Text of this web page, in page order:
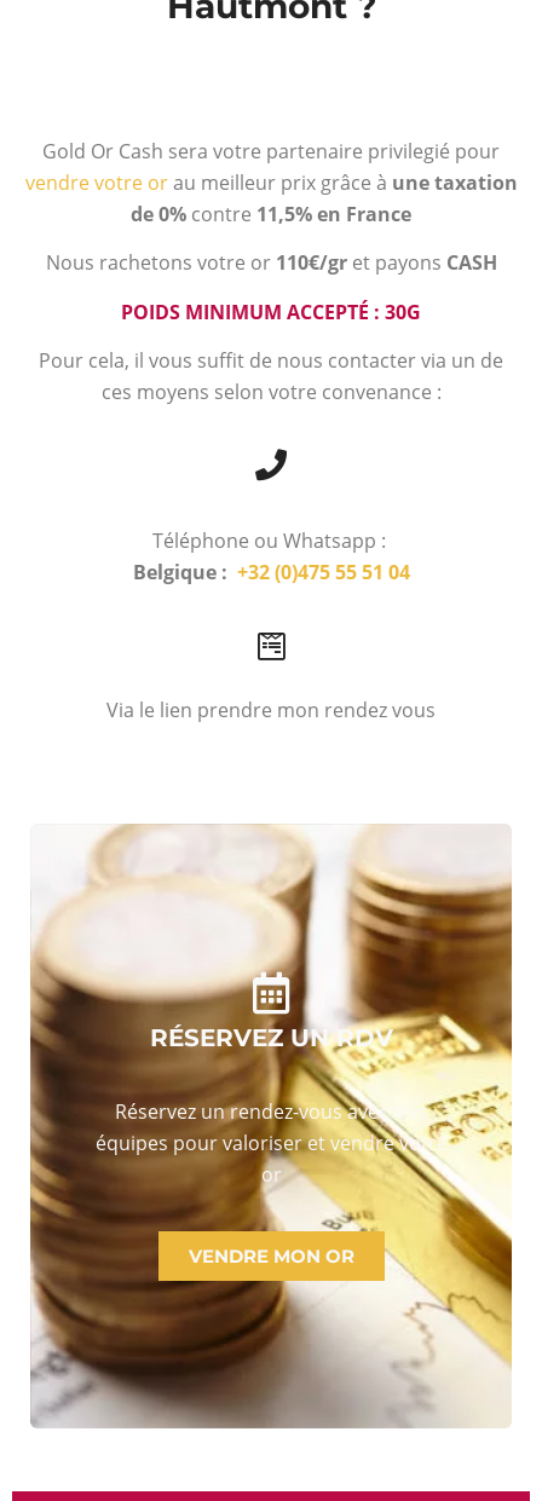
Gold Or Cash sera votre partenaire privilegié pour
vendre votre orau meilleur prix grâce à une taxation
de 0% contre 11,5% en France
Nous rachetons votre or 110€/gr et payons CASH
POIDS MINIMUM ACCEPTÉ : 30G
Pour cela, il vous suffit de nous contacter via un de
ces moyens selon votre convenance :
Téléphone ou Whatsapp :
Belgique : +32 (0)475 55 51 04
Via le lien prendre mon rendez vous
RÉSERVEZ UN RDV
Réservez un rendez-vous avec nos
équipes pour valoriser et vendre votre
or
VENDRE MON OR